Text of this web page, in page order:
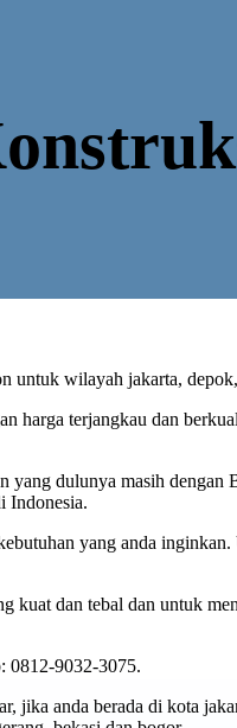
untuk wilayah jakarta,
harga terjangkau dan
dulunya masih
Indonesia.
yang anda
dan tebal dan untuk
0812-9032-3075.
jika anda berada di kota